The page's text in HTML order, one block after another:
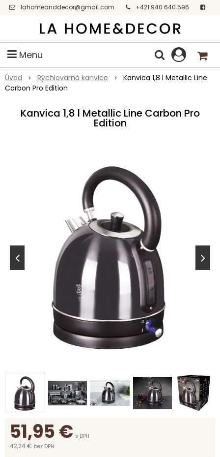
lahomeanddecor@gmail.com
+421 940 640 596
Facebook
Menu
Úvod Rýchlovarná kanvice
Kanvica 1,8 l Metallic Line
Carbon Pro Edition
Kanvica 1,8 l Metallic Line Carbon Pro
Edition
51,95€ s DPH
42,24 € bez DPH